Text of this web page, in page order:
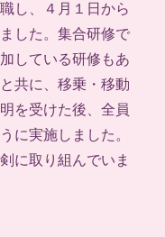
し、４月１日から
した。集合研修で
している研修もあ
共に、移乗・移動
を受けた後、全員
に実施しました。
に取り組んでいま